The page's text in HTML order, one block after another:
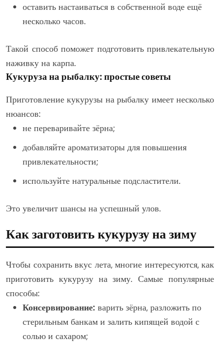
оставить настаиваться в собственной воде ещё
несколько часов.
Такой способ поможет подготовить привлекательную
наживку на карпа.
Кукуруза на рыбалку: простые советы
Приготовление кукурузы на рыбалку имеет несколько
нюансов:
не переваривайте зёрна;
добавляйте ароматизаторы для повышения
привлекательности;
используйте натуральные подсластители.
Это увеличит шансы на успешный улов.
Как заготовить кукурузу на зиму
Чтобы сохранить вкус лета, многие интересуются, как
приготовить кукурузу на зиму. Самые популярные
способы:
Консервирование: варить зёрна, разложить по
стерильным банкам и залить кипящей водой с
солью и сахаром;